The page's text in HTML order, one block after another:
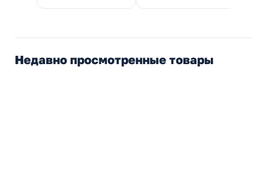
Недавно просмотренные товары